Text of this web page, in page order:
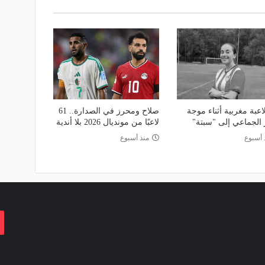
مغربية أثناء موجة
الجماعي إلى "سبتة"
أسبوع
صلاح ومحرز في الصدارة.. 61
لاعبًا من مونديال 2026 بلا أندية
منذ أسبوع